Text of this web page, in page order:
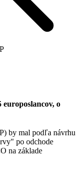
o
by mal podľa návrhu
po odchode
na základe